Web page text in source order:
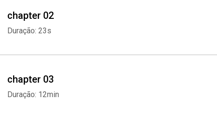
chapter 02
Duração: 23s
chapter 03
Duração: 12min